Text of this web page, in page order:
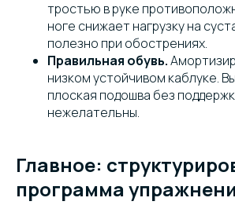
тростью в руке
ноге снижает нагрузку на
полезно при обострениях.
Правильная обувь.
низком устойчивом каблуке.
плоская подошва без
нежелательны.
Главное:
программа